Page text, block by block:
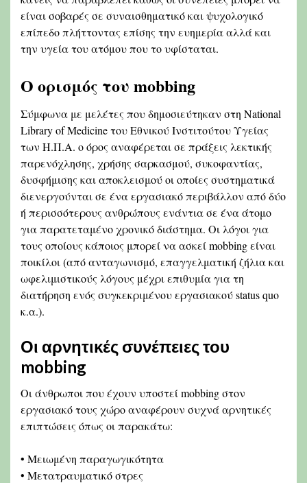
είναι σοβαρές σε συναισθηματικό και ψυχολογικό
επίπεδο πλήττοντας επίσης την ευημερία αλλά και
την υγεία του ατόμου που το υφίσταται.
Ο ορισμός του mobbing
Σύμφωνα με μελέτες που δημοσιεύτηκαν στη National
Library of Μedicine του Εθνικού Ινστιτούτου Υγείας
των Η.Π.Α. ο όρος αναφέρεται σε πράξεις λεκτικής
παρενόχλησης, χρήσης σαρκασμού, συκοφαντίας,
δυσφήμισης και αποκλεισμού οι οποίες συστηματικά
διενεργούνται σε ένα εργασιακό περιβάλλον από δύο
ή περισσότερους ανθρώπους ενάντια σε ένα άτομο
για παρατεταμένο χρονικό διάστημα. Οι λόγοι για
τους οποίους κάποιος μπορεί να ασκεί mobbing είναι
ποικίλοι (από ανταγωνισμό, επαγγελματική ζήλια και
ωφελιμιστικούς λόγους μέχρι επιθυμία για τη
διατήρηση ενός συγκεκριμένου εργασιακού status quo
κ.α.).
Οι αρνητικές συνέπειες του
mobbing
Οι άνθρωποι που έχουν υποστεί mobbing στον
εργασιακό τους χώρο αναφέρουν συχνά αρνητικές
επιπτώσεις όπως οι παρακάτω:
• Μειωμένη παραγωγικότητα
• Μετατραυματικό στρες